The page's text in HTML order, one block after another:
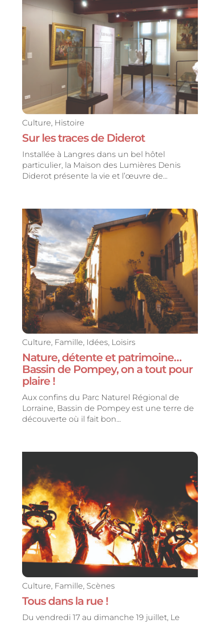
Culture, Histoire
Sur les traces de Diderot
Installée à Langres dans un bel hôtel
particulier, la Maison des Lumières Denis
Diderot présente la vie et l’œuvre de...
Culture, Famille, Idées, Loisirs
Nature, détente et patrimoine…
Bassin de Pompey, on a tout pour
plaire !
Aux confins du Parc Naturel Régional de
Lorraine, Bassin de Pompey est une terre de
découverte où il fait bon...
Culture, Famille, Scènes
Tous dans la rue !
Du vendredi 17 au dimanche 19 juillet, Le